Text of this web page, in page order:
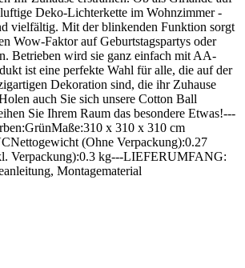
Deko-Lichterkette im Wohnzimmer -
vielfältig. Mit der blinkenden Funktion sorgt
Wow-Faktor auf Geburtstagspartys oder
Betrieben wird sie ganz einfach mit AA-
ist eine perfekte Wahl für alle, die auf der
Dekoration sind, die ihr Zuhause
auch Sie sich unsere Cotton Ball
Sie Ihrem Raum das besondere Etwas!---
x 310 x 310 cm
(Ohne Verpackung):0.27
Verpackung):0.3 kg---LIEFERUMFANG:
Montagematerial